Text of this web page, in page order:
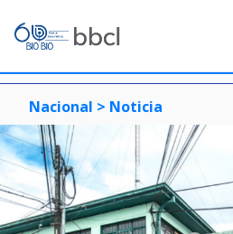
Nacional > Noticia